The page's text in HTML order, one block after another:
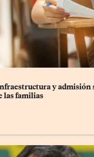
y admisión
las familias